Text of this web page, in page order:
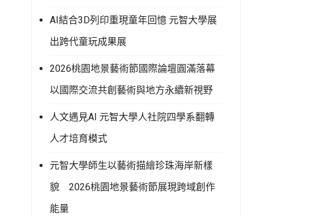
AI結合3D列印重現童年回憶 元智大學展
出跨代童玩成果展
2026桃園地景藝術節國際論壇圓滿落幕
以國際交流共創藝術與地方永續新視野
人文遇見AI 元智大學人社院四學系翻轉
人才培育模式
元智大學師生以藝術描繪珍珠海岸新樣
貌 2026桃園地景藝術節展現跨域創作
能量